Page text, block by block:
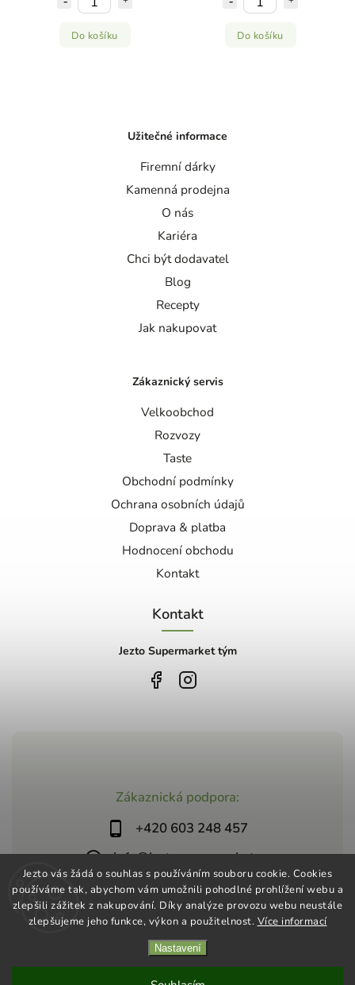
Jezto vás žádá o souhlas s používáním souboru cookie. Cookies
používáme tak, abychom vám umožnili pohodlné prohlížení webu a
zlepšili zážitek z nakupování. Díky analýze provozu webu neustále
zlepšujeme jeho funkce, výkon a použitelnost. Více informací
Nastavení
Do košíku Do košíku
Zákaznická podpora:
+420 603 248 457
info@jeztosupermarket.cz
Užitečné informace
Firemní dárky
Kamenná prodejna
O nás
Kariéra
Chci být dodavatel
Blog
Recepty
Jak nakupovat
Zákaznický servis
Velkoobchod
Rozvozy
Taste
Obchodní podmínky
Ochrana osobních údajů
Doprava & platba
Hodnocení obchodu
Kontakt
Kontakt
Jezto Supermarket tým
Shoptet| Design